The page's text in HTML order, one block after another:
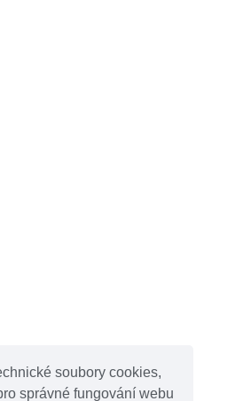
soubory cookies,
správné fungování webu